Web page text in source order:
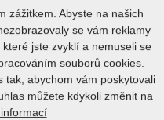
zážitkem. Abyste na našich
se vám reklamy
jste zvyklí a nemuseli se
souborů cookies.
tak, abychom vám poskytovali
můžete kdykoli změnit na